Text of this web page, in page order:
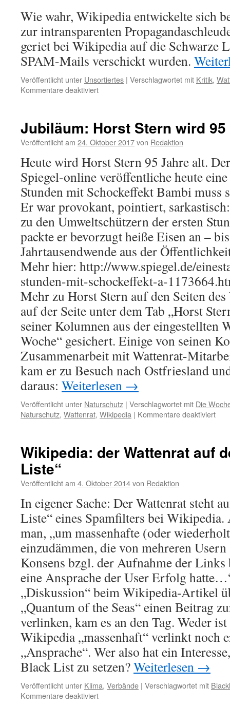
Wie wahr, Wikipedia entwickelte sich
zur intransparenten
geriet bei Wikipedia auf die Schwarze
SPAM-Mails verschickt wurden.
Veröffentlicht unter Unsortiertes | Verschlagwortet mit Kritik,
Kommentare deaktiviertfür
vom
Mitbegründer:
Bevorzugungen
Schwarze
Liste
Jubiläum: Horst Stern wird 95
Veröffentlicht am 24. Oktober 2017von Redaktion
Heute wird Horst Stern 95 Jahre alt.
Spiegel-online veröffentliche heute
Stunden mit Schockeffekt Bambi muss
Er war provokant, pointiert,
zu den Umweltschützern der ersten
packte er bevorzugt heiße Eisen an –
Jahrtausendwende aus der
Mehr hier: http://www.spiegel.de/
stunden-mit-schockeffekt-a-
Mehr zu Horst Stern auf den Seiten
auf der Seite unter dem Tab „Horst
seiner Kolumnen aus der eingestellten
Woche“ gesichert. Einige von seinen
Zusammenarbeit mit Wattenrat-
kam er zu Besuch nach Ostfriesland
daraus: Weiterlesen →
Veröffentlicht unter Naturschutz | Verschlagwortet mit Die
Naturschutz, Wattenrat, Wikipedia | Kommentare deaktiviertfür
wird
Wikipedia: der Wattenrat auf
Liste“
Veröffentlicht am 4. Oktober 2014von Redaktion
In eigener Sache: Der Wattenrat steht
Liste“ eines Spamfilters bei
man, „um massenhafte (oder
einzudämmen, die von mehreren Usern
Konsens bzgl. der Aufnahme der Links
eine Ansprache der User Erfolg
„Diskussion“ beim Wikipedia-Artikel
„Quantum of the Seas“ einen Beitrag
verlinken, kam es an den Tag. Weder
Wikipedia „massenhaft“ verlinkt noch
„Ansprache“. Wer also hat ein
Black List zu setzen?Weiterlesen →
Veröffentlicht unter Klima, Verbände | Verschlagwortet mit
Kommentare deaktiviertfür